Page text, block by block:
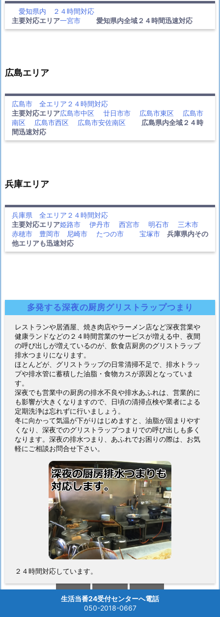
愛知県内 ２４時間対応
主要対応エリア一宮市 愛知県内全域２４時間迅速対応
広島エリア
広島市 全エリア２４時間対応
主要対応エリア広島市中区 廿日市市 広島市東区
広島市
南区
広島市西区 広島市安佐南区
広島県内全域２４時
間迅速対応
兵庫エリア
兵庫県 全エリア２４時間対応
主要対応エリア姫路市 伊丹市 西宮市 明石市
三木市
赤穂市
豊岡市 尼崎市 たつの市 宝塚市
兵庫県内その
他エリアも迅速対応
多発する深夜の厨房グリストラップつまり
レストランや居酒屋、焼き肉店やラーメン店など深夜営業や
健康ランドなどの２４時間営業のサービスが増える中、夜間
の呼び出しが増えているのが、飲食店厨房のグリストラップ
排水つまりになります。
ほとんどが、グリストラップの日常清掃不足で、排水トラッ
プや排水管に蓄積した油脂・食物カスが原因となっていま
す。
深夜でも営業中の厨房の排水不良や排水あふれは、営業的に
も影響が大きくなりますので、日頃の清掃点検や業者による
定期洗浄は忘れずに行いましょう。
冬に向かって気温が下がりはじめますと、油脂が固まりやす
くなり、深夜でのグリストラップつまりでの呼び出しも多く
なります。深夜の排水つまり、あふれでお困りの際は、お気
軽にご相談お問合せ下さい。
２４時間対応しています。

ホーム

メニュー

上へ
生活当番24受付センターへ電話
050-2018-0667